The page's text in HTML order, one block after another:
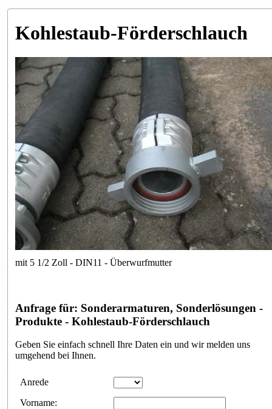
Kohlestaub-Förderschlauch
mit 5 1/2 Zoll - DIN11 - Überwurfmutter
Anfrage für: Sonderarmaturen, Sonderlösungen -
Produkte - Kohlestaub-Förderschlauch
Geben Sie einfach schnell Ihre Daten ein und wir melden uns
umgehend bei Ihnen.
Anrede
Vorname:
Anfrageformular